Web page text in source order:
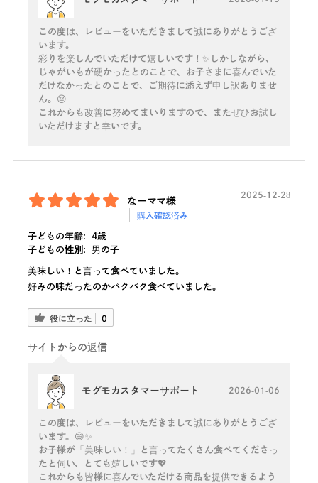
この度は、レビューをいただきまして誠にありがとうござ
います。
彩りを楽しんでいただけて嬉しいです！✨しかしながら、
じゃがいもが硬かったとのことで、お子さまに喜んでいた
だけなかったとのことで、ご期待に添えず申し訳ありませ
ん。😔
これからも改善に努めてまいりますので、またぜひお試し
いただけますと幸いです。
なーママ様
購入確認済み
2025-12-28
子どもの年齢:
4歳
子どもの性別:
男の子
美味しい！と言って食べていました。
好みの味だったのかパクパク食べていました。
役に立った 0
サイトからの返信
モグモカスタマーサポート 2026-01-06
この度は、レビューをいただきまして誠にありがとうござ
います。😄✨
お子様が「美味しい！」と言ってたくさん食べてくださっ
たと伺い、とても嬉しいです💖
これからも皆様に喜んでいただける商品を提供できるよう